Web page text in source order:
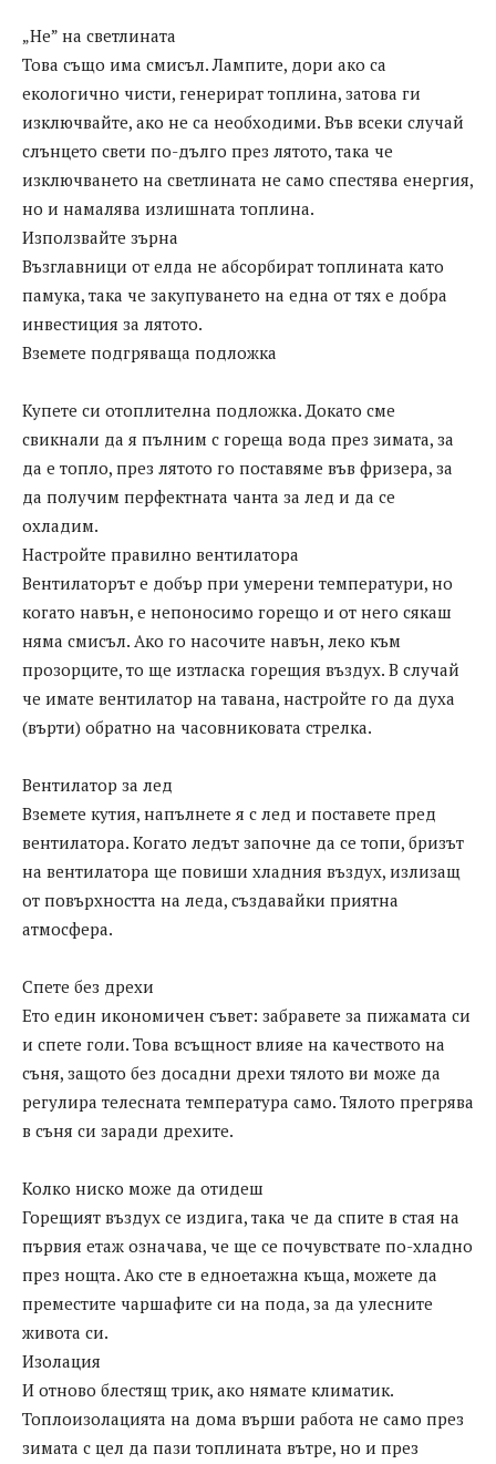
„Не” на светлината
Това също има смисъл. Лампите, дори ако са
екологично чисти, генерират топлина, затова ги
изключвайте, ако не са необходими. Във всеки случай
слънцето свети по-дълго през лятото, така че
изключването на светлината не само спестява енергия,
но и намалява излишната топлина.
Използвайте зърна
Възглавници от елда не абсорбират топлината като
памука, така че закупуването на една от тях е добра
инвестиция за лятото.
Вземете подгряваща подложка
Купете си отоплителна подложка. Докато сме
свикнали да я пълним с гореща вода през зимата, за
да е топло, през лятото го поставяме във фризера, за
да получим перфектната чанта за лед и да се
охладим.
Настройте правилно вентилатора
Вентилаторът е добър при умерени температури, но
когато навън, е непоносимо горещо и от него сякаш
няма смисъл. Ако го насочите навън, леко към
прозорците, то ще изтласка горещия въздух. В случай
че имате вентилатор на тавана, настройте го да духа
(върти) обратно на часовниковата стрелка.
Вентилатор за лед
Вземете кутия, напълнете я с лед и поставете пред
вентилатора. Когато ледът започне да се топи, бризът
на вентилатора ще повиши хладния въздух, излизащ
от повърхността на леда, създавайки приятна
атмосфера.
Спете без дрехи
Ето един икономичен съвет: забравете за пижамата си
и спете голи. Това всъщност влияе на качеството на
съня, защото без досадни дрехи тялото ви може да
регулира телесната температура само. Тялото прегрява
в съня си заради дрехите.
Колко ниско може да отидеш
Горещият въздух се издига, така че да спите в стая на
първия етаж означава, че ще се почувствате по-хладно
през нощта. Ако сте в едноетажна къща, можете да
преместите чаршафите си на пода, за да улесните
живота си.
Изолация
И отново блестящ трик, ако нямате климатик.
Топлоизолацията на дома върши работа не само през
зимата с цел да пази топлината вътре, но и през